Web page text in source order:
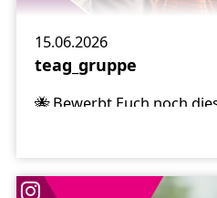
15.06.2026
teag_gruppe
🐝 Bewerbt Euch noch
Insektenhotel für Euren
🥳 Auch in diesem Jahr
Insektenhotels an